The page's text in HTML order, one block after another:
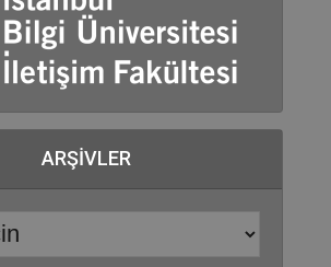
ARŞIVLER